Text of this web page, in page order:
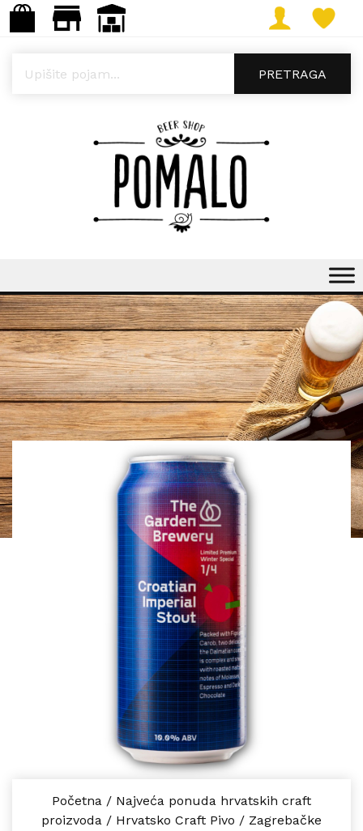
PRETRAGA
Početna / Najveća ponuda hrvatskih craft
proizvoda / Hrvatsko Craft Pivo / Zagrebačke